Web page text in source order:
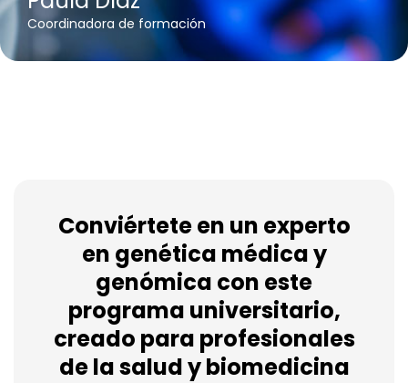
Coordinadora de formación
Conviértete en un experto
en genética médica y
genómica con este
programa universitario,
creado para profesionales
de la salud y biomedicina